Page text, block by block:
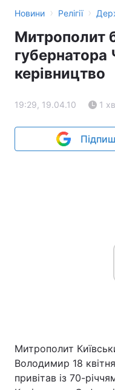
Новини › Релігії ›
Митрополит
керівництво
19:29, 19.04.10 1
Митрополит
Володимир 18
привітав із 70-